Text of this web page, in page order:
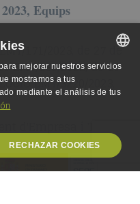
Equips
171/2023, de 27 de
EMT/136/2022, de 10
EMT/3220/2023,
d'Empresa i Treball
GERMAN
mejorar nuestros servicios
mostramos a tus
mediante el análisis de tus
RECHAZAR COOKIES